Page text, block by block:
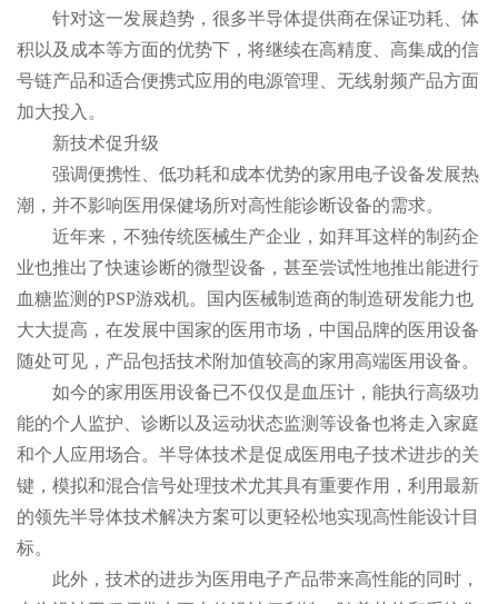
针对这一发展趋势，很多半导体提供商在保证功耗、体
积以及成本等方面的优势下，将继续在高精度、高集成的信
号链产品和适合便携式应用的电源管理、无线射频产品方面
加大投入。
新技术促升级
强调便携性、低功耗和成本优势的家用电子设备发展热
潮，并不影响医用保健场所对高性能诊断设备的需求。
近年来，不独传统医械生产企业，如拜耳这样的制药企
业也推出了快速诊断的微型设备，甚至尝试性地推出能进行
血糖监测的PSP游戏机。国内医械制造商的制造研发能力也
大大提高，在发展中国家的医用市场，中国品牌的医用设备
随处可见，产品包括技术附加值较高的家用高端医用设备。
如今的家用医用设备已不仅仅是血压计，能执行高级功
能的个人监护、诊断以及运动状态监测等设备也将走入家庭
和个人应用场合。半导体技术是促成医用电子技术进步的关
键，模拟和混合信号处理技术尤其具有重要作用，利用最新
的领先半导体技术解决方案可以更轻松地实现高性能设计目
标。
此外，技术的进步为医用电子产品带来高性能的同时，